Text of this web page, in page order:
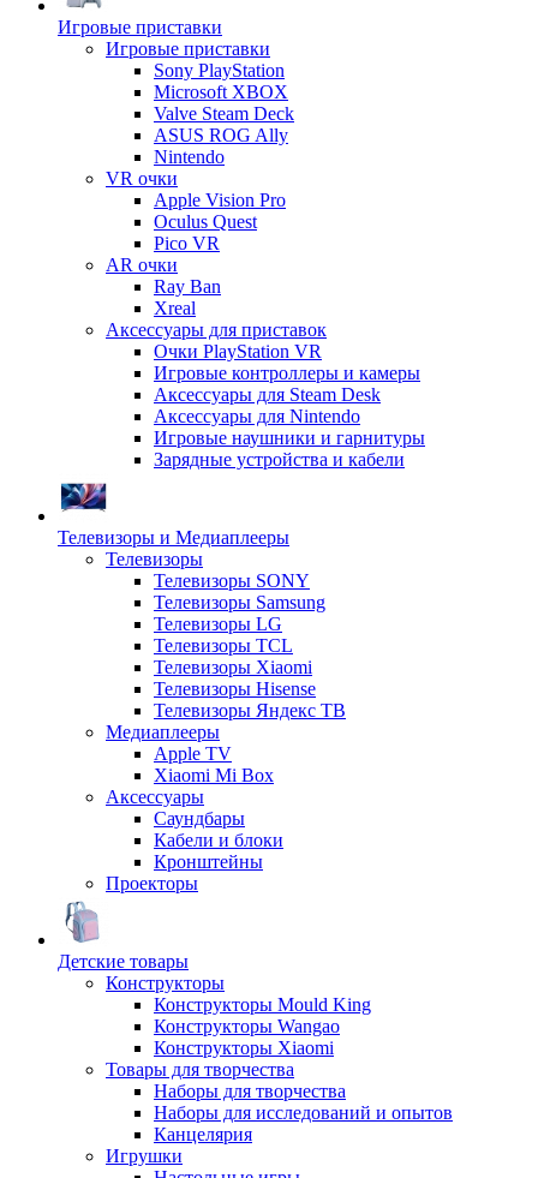
Игровые приставки
Игровые приставки
Sony PlayStation
Microsoft XBOX
Valve Steam Deck
ASUS ROG Ally
Nintendo
VR очки
Apple Vision Pro
Oculus Quest
Pico VR
AR очки
Ray Ban
Xreal
Аксессуары для приставок
Очки PlayStation VR
Игровые контроллеры и камеры
Аксессуары для Steam Desk
Аксессуары для Nintendo
Игровые наушники и гарнитуры
Зарядные устройства и кабели
Телевизоры и Медиаплееры
Телевизоры
Телевизоры SONY
Телевизоры Samsung
Телевизоры LG
Телевизоры TCL
Телевизоры Xiaomi
Телевизоры Hisense
Телевизоры Яндекс ТВ
Медиаплееры
Apple TV
Xiaomi Mi Box
Аксессуары
Саундбары
Кабели и блоки
Кронштейны
Проекторы
Детские товары
Конструкторы
Конструкторы Mould King
Конструкторы Wangao
Конструкторы Xiaomi
Товары для творчества
Наборы для творчества
Наборы для исследований и опытов
Канцелярия
Игрушки